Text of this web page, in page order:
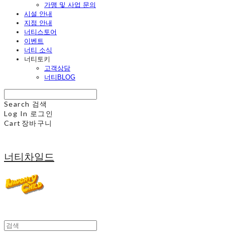
가맹 및 사업 문의
시설 안내
지점 안내
너티스토어
이벤트
너티 소식
너티토키
고객상담
너티BLOG
Search 검색
Log In 로그인
Cart 장바구니
너티차일드